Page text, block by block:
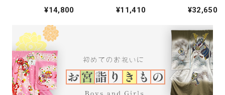
ル 礼装 振袖 正絹
結婚式 仕立て上が
り ピンク 444cm
2761
¥14,800
色無地 紬 434cm
¥11,410
紬 451cm 中古 正
¥32,650